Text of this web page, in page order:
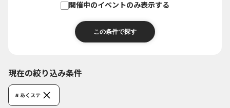
開催中のイベントのみ表示する
現在の絞り込み条件
# あくステ